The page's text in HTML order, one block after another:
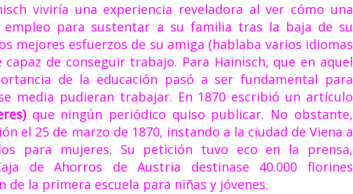
viviría una experiencia reveladora al ver cómo una
empleo para sustentar a su familia tras la baja de su
mejores esfuerzos de su amiga (hablaba varios idiomas
de conseguir trabajo. Para Hainisch, que en aquel
de la educación pasó a ser fundamental para
media pudieran trabajar. En 1870 escribió un artículo
que ningún periódico quiso publicar. No obstante,
el 25 de marzo de 1870, instando a la ciudad de Viena a
para mujeres. Su petición tuvo eco en la prensa,
de Ahorros de Austria destinase 40.000 florines
la primera escuela para niñas y jóvenes.​